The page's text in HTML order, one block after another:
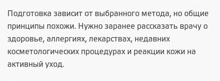
Подготовка зависит от выбранного метода, но общие
принципы похожи. Нужно заранее рассказать врачу о
здоровье, аллергиях, лекарствах, недавних
косметологических процедурах и реакции кожи на
активный уход.